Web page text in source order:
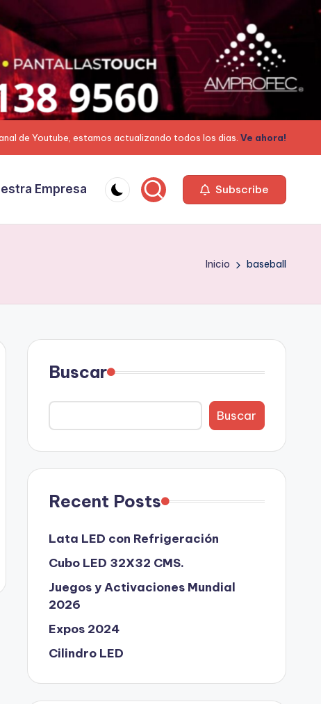
de Youtube, estamos actualizando todos los dias. Ve ahora!
Empresa Subscribe
Inicio baseball
Buscar
Buscar
Recent Posts
Lata LED con Refrigeración
Cubo LED 32X32 CMS.
Juegos y Activaciones Mundial
2026
Expos 2024
Cilindro LED